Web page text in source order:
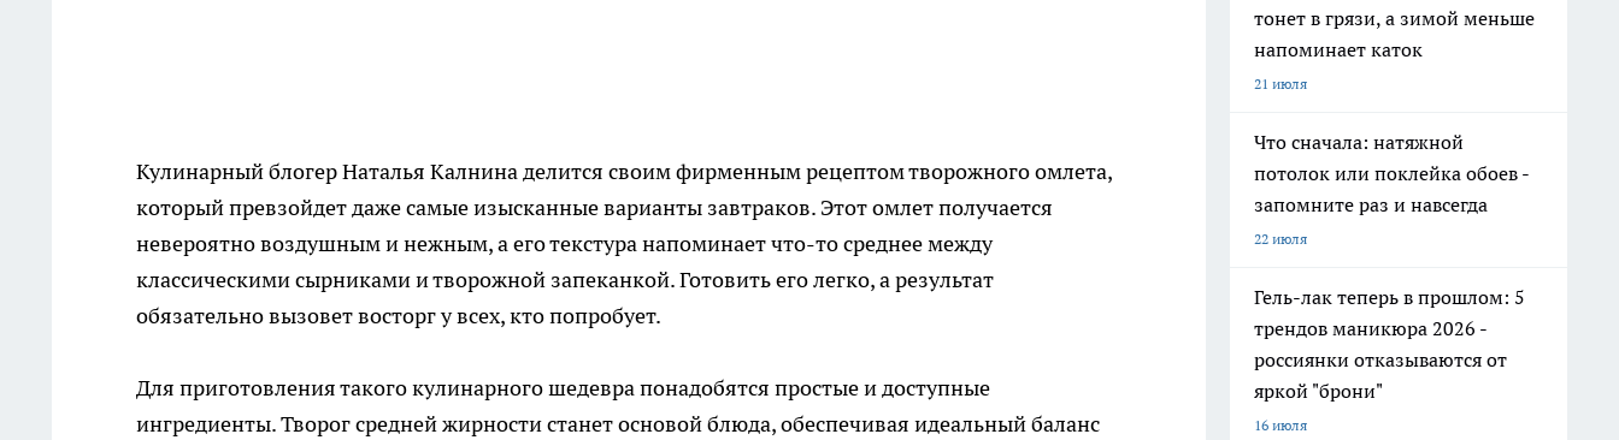
Кулинарный блогер Наталья Калнина делится своим фирменным рецептом творожного омлета,
который превзойдет даже самые изысканные варианты завтраков. Этот омлет получается
невероятно воздушным и нежным, а его текстура напоминает что-то среднее между
классическими сырниками и творожной запеканкой. Готовить его легко, а результат
обязательно вызовет восторг у всех, кто попробует.
Для приготовления такого кулинарного шедевра понадобятся простые и доступные
ингредиенты. Творог средней жирности станет основой блюда, обеспечивая идеальный баланс
тонет в грязи, а зимой меньше
напоминает каток
21 июля
Что сначала: натяжной
потолок или поклейка обоев -
запомните раз и навсегда
22 июля
Гель-лак теперь в прошлом: 5
трендов маникюра 2026 -
россиянки отказываются от
яркой "брони"
16 июля